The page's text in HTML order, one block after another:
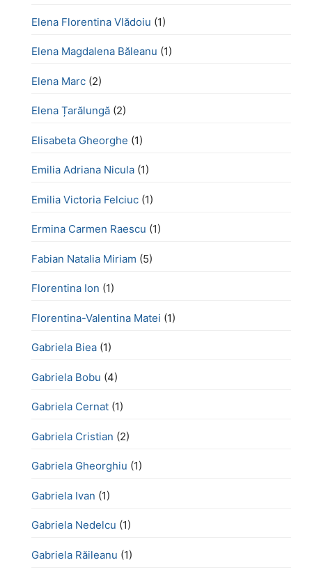
Elena Florentina Vlădoiu (1)
Elena Magdalena Băleanu (1)
Elena Marc (2)
Elena Țarălungă (2)
Elisabeta Gheorghe (1)
Emilia Adriana Nicula (1)
Emilia Victoria Felciuc (1)
Ermina Carmen Raescu (1)
Fabian Natalia Miriam (5)
Florentina Ion (1)
Florentina-Valentina Matei (1)
Gabriela Biea (1)
Gabriela Bobu (4)
Gabriela Cernat (1)
Gabriela Cristian (2)
Gabriela Gheorghiu (1)
Gabriela Ivan (1)
Gabriela Nedelcu (1)
Gabriela Răileanu (1)